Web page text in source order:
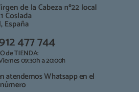
de la Cabeza nº22 local
Coslada
España
912 477 744
de TIENDA:
09:30h a 20:00h
atendemos Whatsapp en el